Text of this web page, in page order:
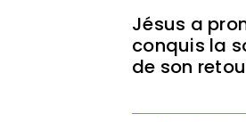
Jésus a
conquis la
de son